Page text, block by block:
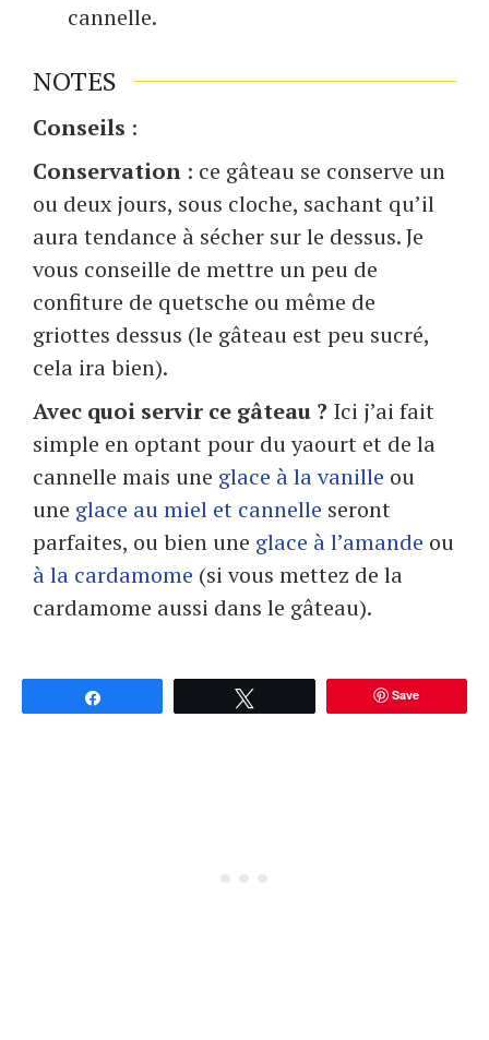
cannelle.
NOTES
Conseils :
Conservation : ce gâteau se conserve un
ou deux jours, sous cloche, sachant qu’il
aura tendance à sécher sur le dessus. Je
vous conseille de mettre un peu de
confiture de quetsche ou même de
griottes dessus (le gâteau est peu sucré,
cela ira bien).
Avec quoi servir ce gâteau ? Ici j’ai fait
simple en optant pour du yaourt et de la
cannelle mais une glace à la vanille ou
une glace au miel et cannelle seront
parfaites, ou bien une glace à l’amande ou
à la cardamome (si vous mettez de la
cardamome aussi dans le gâteau).
Save